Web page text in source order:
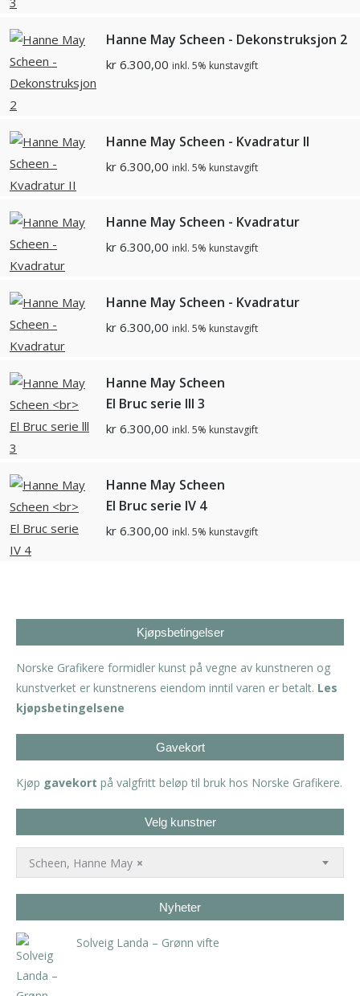
Hanne May Scheen - Dekonstruksjon 2
kr 6.300,00 inkl. 5% kunstavgift
Hanne May Scheen - Kvadratur II
kr 6.300,00 inkl. 5% kunstavgift
Hanne May Scheen - Kvadratur
kr 6.300,00 inkl. 5% kunstavgift
Hanne May Scheen - Kvadratur
kr 6.300,00 inkl. 5% kunstavgift
Hanne May Scheen
El Bruc serie lll 3
kr 6.300,00 inkl. 5% kunstavgift
Hanne May Scheen
El Bruc serie IV 4
kr 6.300,00 inkl. 5% kunstavgift
Kjøpsbetingelser
Norske Grafikere formidler kunst på vegne av kunstneren og
kunstverket er kunstnerens eiendom inntil varen er betalt. Les
kjøpsbetingelsene
Gavekort
Kjøp gavekort på valgfritt beløp til bruk hos Norske Grafikere.
Velg kunstner
×
Scheen, Hanne May
Nyheter
Solveig Landa – Grønn vifte